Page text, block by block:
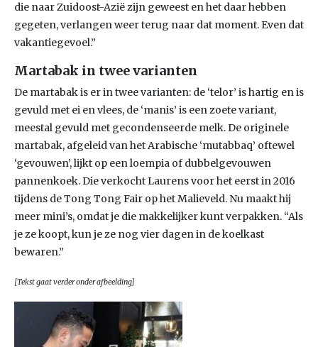
die naar Zuidoost-Azië zijn geweest en het daar hebben
gegeten, verlangen weer terug naar dat moment. Even dat
vakantiegevoel.”
Martabak in twee varianten
De martabak is er in twee varianten: de ‘telor’ is hartig en is
gevuld met ei en vlees, de ‘manis’ is een zoete variant,
meestal gevuld met gecondenseerde melk. De originele
martabak, afgeleid van het Arabische ‘mutabbaq’ oftewel
‘gevouwen’, lijkt op een loempia of dubbelgevouwen
pannenkoek. Die verkocht Laurens voor het eerst in 2016
tijdens de Tong Tong Fair op het Malieveld. Nu maakt hij
meer mini’s, omdat je die makkelijker kunt verpakken. “Als
je ze koopt, kun je ze nog vier dagen in de koelkast
bewaren.”
[Tekst gaat verder onder afbeelding]